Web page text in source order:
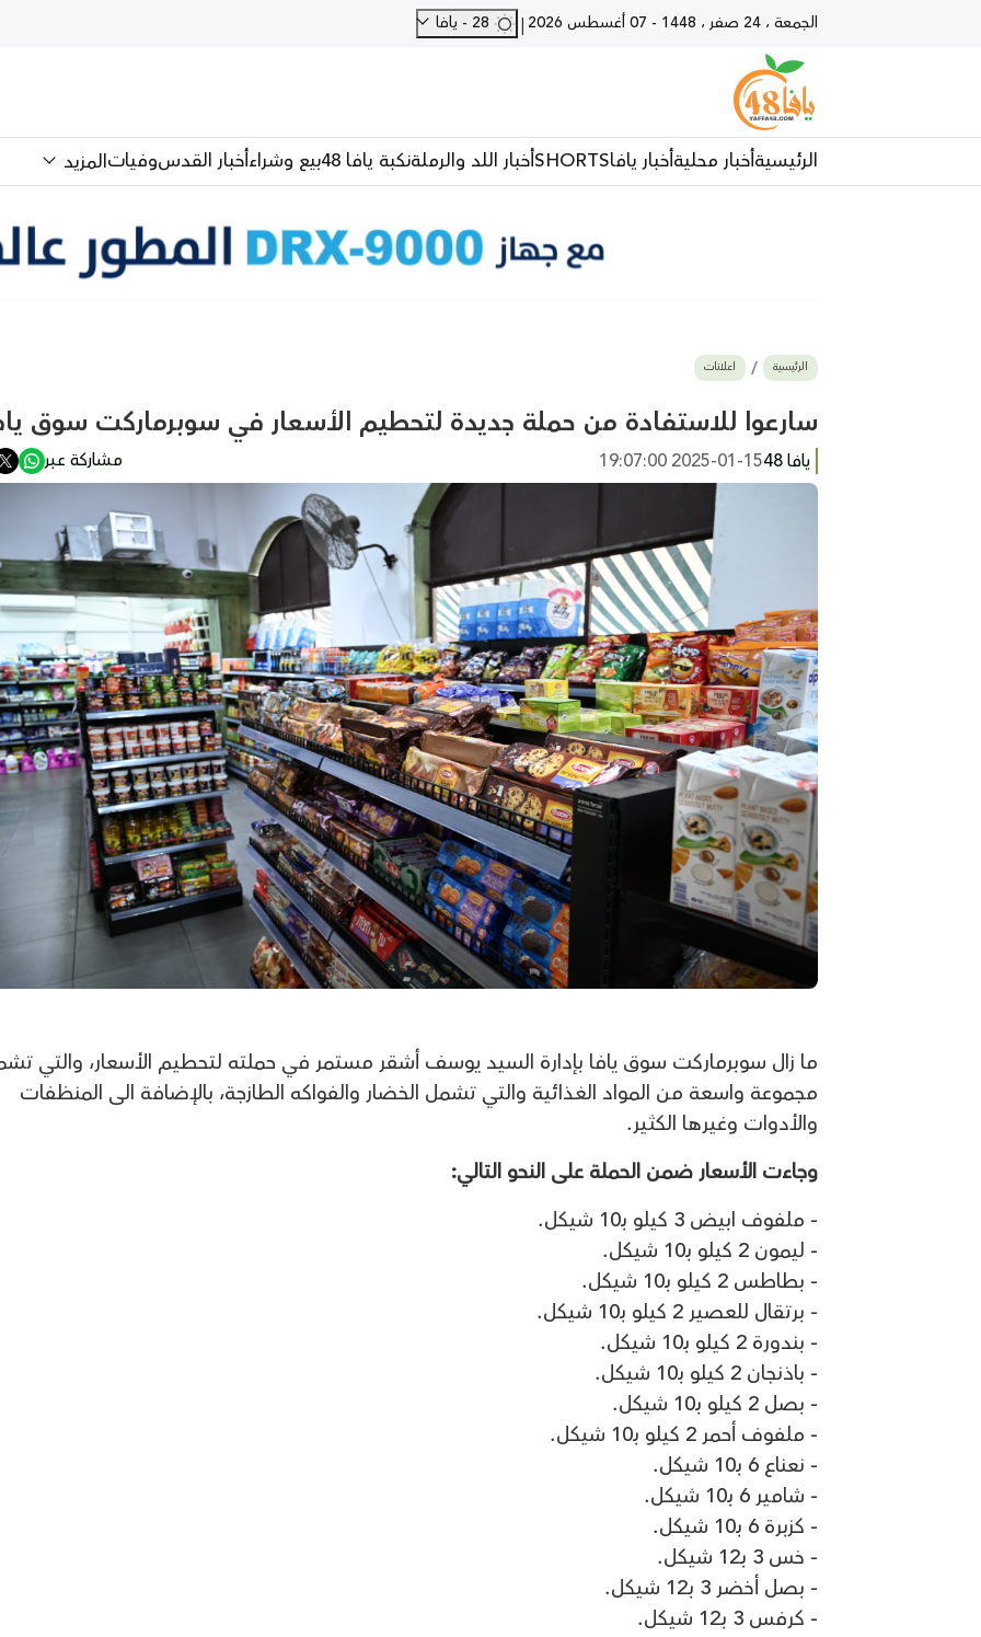
الجمعة ، 24 صفر ، 1448 - 07 أغسطس 2026 |
الرئيسيةأخبار محليةأخبار يافاSHORTSأخبار اللد والرملةنكبة يافا 48 بيع وشراءأخبار القدسوفياتالمزيد
الرئيسية اعلانات
سارعوا للاستفادة من حملة جديدة لتحطيم الأسعار في سوبرماركت سوق
يافا 48 2025-01-15 19:07:00 مشاركة عبر
ما زال سوبرماركت سوق يافا بإدارة السيد يوسف أشقر مستمر في حملته لتحطيم الأسعار، والتي
مجموعة واسعة من المواد الغذائية والتي تشمل الخضار والفواكه الطازجة، بالإضافة الى المنظفات
والأدوات وغيرها الكثير.
وجاءت الأسعار ضمن الحملة على النحو التالي:
- ملفوف ابيض 3 كيلو بـ10 شيكل.
- ليمون 2 كيلو بـ10 شيكل.
- بطاطس 2 كيلو بـ10 شيكل.
- برتقال للعصير 2 كيلو بـ10 شيكل.
- بندورة 2 كيلو بـ10 شيكل.
- باذنجان 2 كيلو بـ10 شيكل.
- بصل 2 كيلو بـ10 شيكل.
- ملفوف أحمر 2 كيلو بـ10 شيكل.
- نعناع 6 بـ10 شيكل.
- شامير 6 بـ10 شيكل.
- كزبرة 6 بـ10 شيكل.
- خس 3 بـ12 شيكل.
- بصل أخضر 3 بـ12 شيكل.
- كرفس 3 بـ12 شيكل.